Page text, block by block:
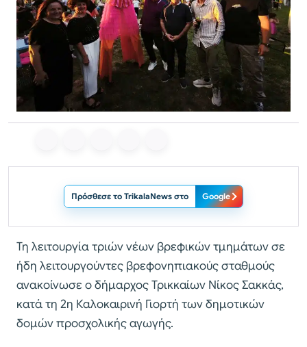
Πρόσθεσε το TrikalaNews στο Google
Τη λειτουργία τριών νέων βρεφικών τμημάτων σε
ήδη λειτουργούντες βρεφονηπιακούς σταθμούς
ανακοίνωσε ο δήμαρχος Τρικκαίων Νίκος Σακκάς,
κατά τη 2η Καλοκαιρινή Γιορτή των δημοτικών
δομών προσχολικής αγωγής.